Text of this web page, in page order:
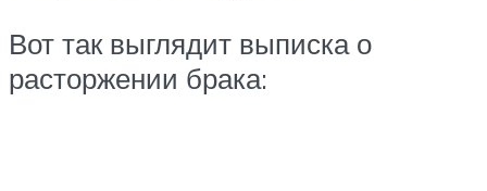
Вот так выглядит выписка о
расторжении брака: